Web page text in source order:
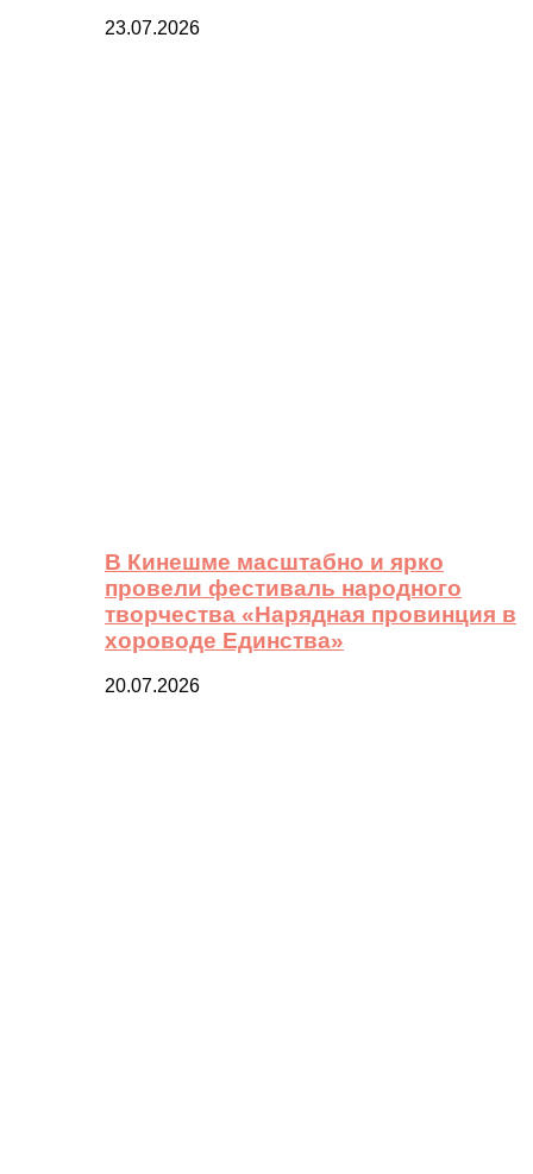
23.07.2026
В Кинешме масштабно и ярко
провели фестиваль народного
творчества «Нарядная провинция в
хороводе Единства»
20.07.2026